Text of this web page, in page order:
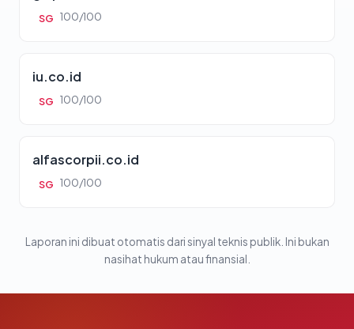
SG 100/100
iu.co.id
SG 100/100
alfascorpii.co.id
SG 100/100
Laporan ini dibuat otomatis dari sinyal teknis publik. Ini bukan
nasihat hukum atau finansial.